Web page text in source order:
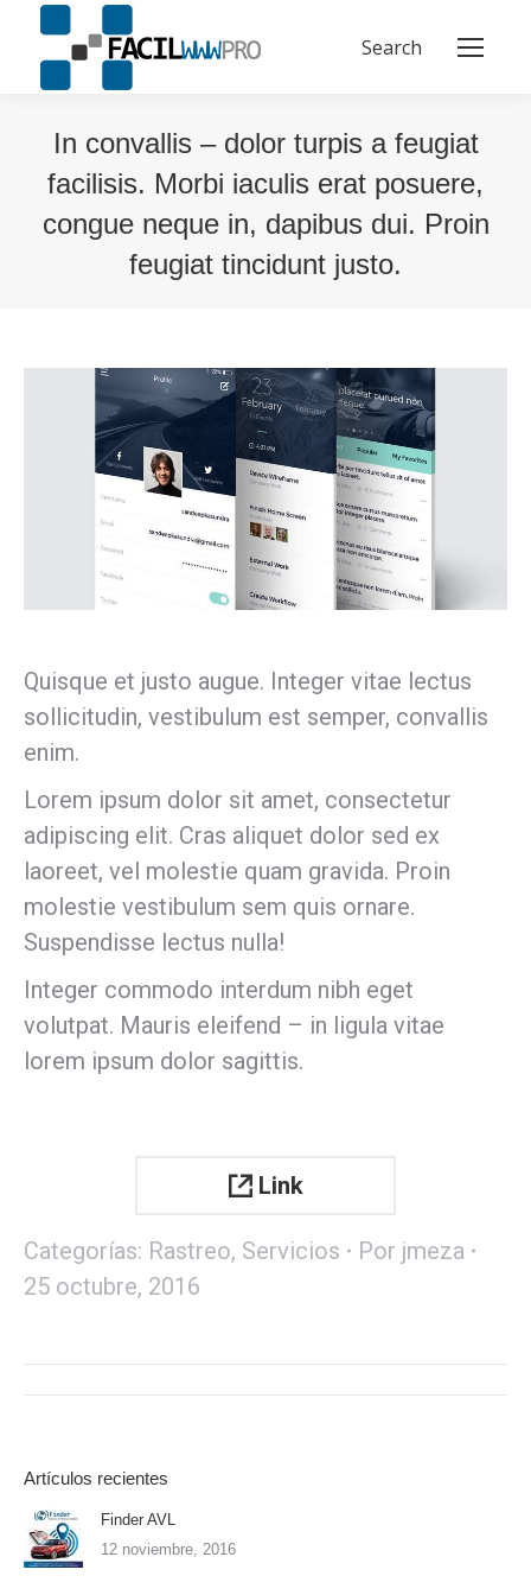
Buscar:
Search
In convallis – dolor turpis a feugiat
facilisis. Morbi iaculis erat posuere,
congue neque in, dapibus dui. Proin
feugiat tincidunt justo.
Quisque et justo augue. Integer vitae lectus
sollicitudin, vestibulum est semper, convallis
enim.
Lorem ipsum dolor sit amet, consectetur
adipiscing elit. Cras aliquet dolor sed ex
laoreet, vel molestie quam gravida. Proin
molestie vestibulum sem quis ornare.
Suspendisse lectus nulla!
Integer commodo interdum nibh eget
volutpat. Mauris eleifend – in ligula vitae
lorem ipsum dolor sagittis.
Link
Categorías: Rastreo, Servicios Por jmeza
25 octubre, 2016
Artículos recientes
Finder AVL
12 noviembre, 2016